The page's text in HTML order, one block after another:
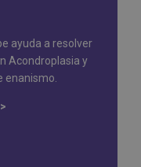
ayuda a resolver
Acondroplasia y
enanismo.